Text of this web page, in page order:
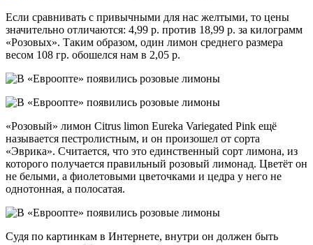
Если сравнивать с привычными для нас желтыми, то цены
значительно отличаются: 4,99 р. против 18,99 р. за килограмм
«Розовых». Таким образом, один лимон среднего размера
весом 108 гр. обошелся нам в 2,05 р.
«Розовый» лимон Citrus limon Eureka Variegated Pink ещё
называется пестролистным, и он произошел от сорта
«Эврика». Считается, что это единственный сорт лимона, из
которого получается правильный розовый лимонад. Цветёт он
не белыми, а фиолетовыми цветочками и цедра у него не
однотонная, а полосатая.
Судя по картинкам в Интернете, внутри он должен быть